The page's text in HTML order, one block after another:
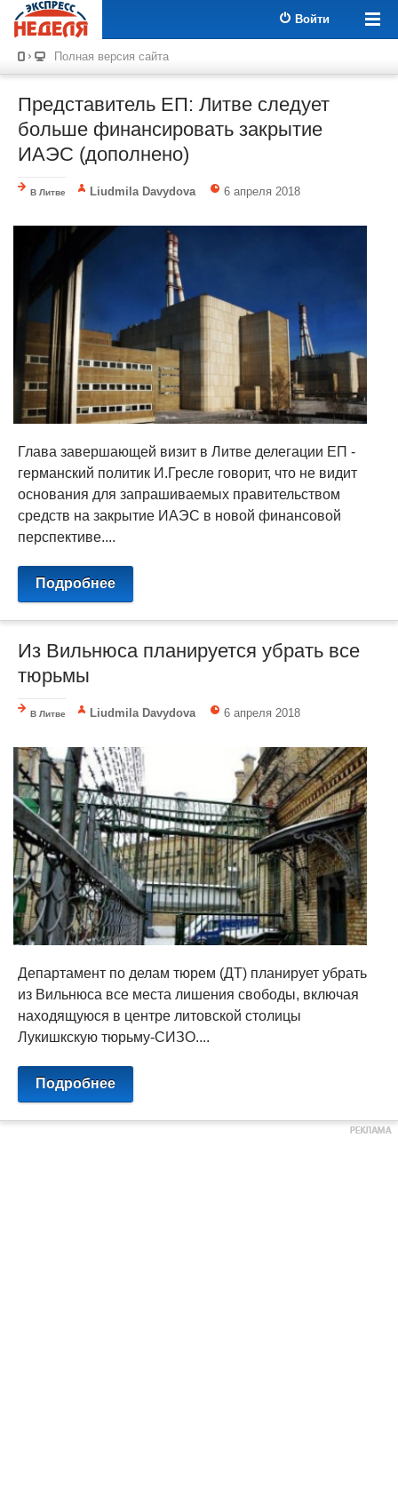
Войти
Полная версия сайта
Представитель ЕП: Литве следует
больше финансировать закрытие
ИАЭС (дополнено)
В Литве Liudmila Davydova 6 апреля 2018
Глава завершающей визит в Литве делегации ЕП -
германский политик И.Гресле говорит, что не видит
основания для запрашиваемых правительством
средств на закрытие ИАЭС в новой финансовой
перспективе....
Подробнее
Из Вильнюса планируется убрать все
тюрьмы
В Литве Liudmila Davydova 6 апреля 2018
Департамент по делам тюрем (ДТ) планирует убрать
из Вильнюса все места лишения свободы, включая
находящуюся в центре литовской столицы
Лукишкскую тюрьму-СИЗО....
Подробнее